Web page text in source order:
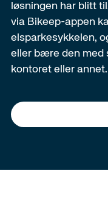
løsningen har blitt
via Bikeep-appen
elsparkesykkelen,
eller bære den med
kontoret eller annet.